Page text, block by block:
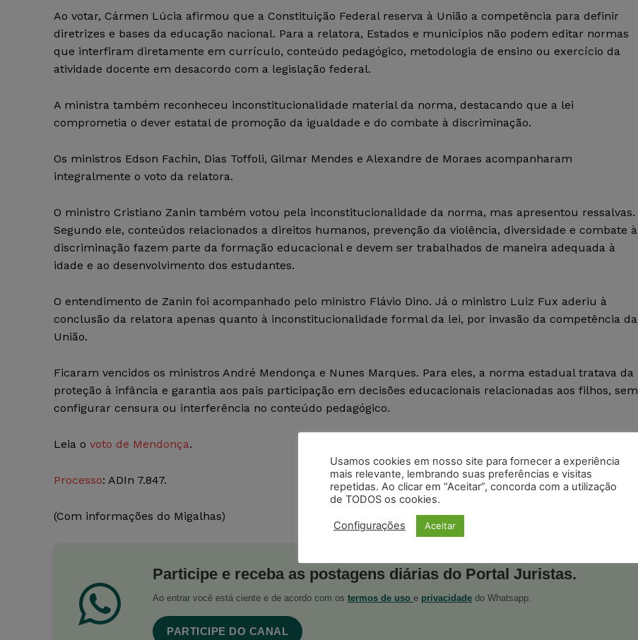
Ao votar, Cármen Lúcia afirmou que a Constituição Federal reserva à União a competência para definir
diretrizes e bases da educação nacional. Para a relatora, Estados e municípios não podem editar normas
que interfiram diretamente em currículo, conteúdo pedagógico, metodologia de ensino ou exercício da
atividade docente em desacordo com a legislação federal.
A ministra também reconheceu inconstitucionalidade material da norma, destacando que a lei
comprometia o dever estatal de promoção da igualdade e do combate à discriminação.
Os ministros Edson Fachin, Dias Toffoli, Gilmar Mendes e Alexandre de Moraes acompanharam
integralmente o voto da relatora.
O ministro Cristiano Zanin também votou pela inconstitucionalidade da norma, mas apresentou ressalvas.
Segundo ele, conteúdos relacionados a direitos humanos, prevenção da violência, diversidade e combate à
discriminação fazem parte da formação educacional e devem ser trabalhados de maneira adequada à
idade e ao desenvolvimento dos estudantes.
O entendimento de Zanin foi acompanhado pelo ministro Flávio Dino. Já o ministro Luiz Fux aderiu à
conclusão da relatora apenas quanto à inconstitucionalidade formal da lei, por invasão da competência da
União.
Ficaram vencidos os ministros André Mendonça e Nunes Marques. Para eles, a norma estadual tratava da
proteção à infância e garantia aos pais participação em decisões educacionais relacionadas aos filhos, sem
configurar censura ou interferência no conteúdo pedagógico.
Leia o voto de Mendonça.
Processo: ADIn 7.847.
(Com informações do Migalhas)
Participe e receba as postagens diárias do Portal Juristas.
Ao entrar você está ciente e de acordo com os termos de uso e privacidade do Whatsapp.
PARTICIPE DO CANAL
Usamos cookies em nosso site para fornecer a experiência
mais relevante, lembrando suas preferências e visitas
repetidas. Ao clicar em “Aceitar”, concorda com a utilização
de TODOS os cookies.
Configurações Aceitar